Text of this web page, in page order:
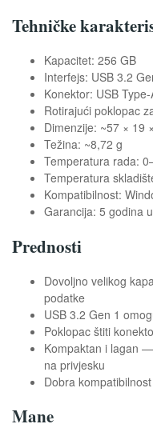
Tehničke
Kapacitet: 256 GB
Interfejs: USB 3.2
Konektor: USB Type-
Rotirajući poklopac
Dimenzije: ~57 × 19
Težina: ~8,72 g
Temperatura rada:
Temperatura
Kompatibilnost:
Garancija: 5 godina
Prednosti
Dovoljno velikog
podatke
USB 3.2 Gen 1
Poklopac štiti
Kompaktan i lagan
na privjesku
Dobra
Mane